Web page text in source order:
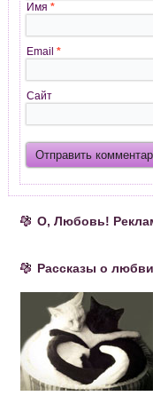
Имя*
Email*
Сайт
О, Любовь!
Рассказы о любви